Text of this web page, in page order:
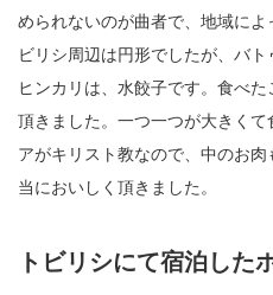
められないのが曲者で、地域に
ビリシ周辺は円形でしたが、バ
ヒンカリは、水餃子です。食べ
頂きました。一つ一つが大きく
アがキリスト教なので、中のお
当においしく頂きました。
トビリシにて宿泊した